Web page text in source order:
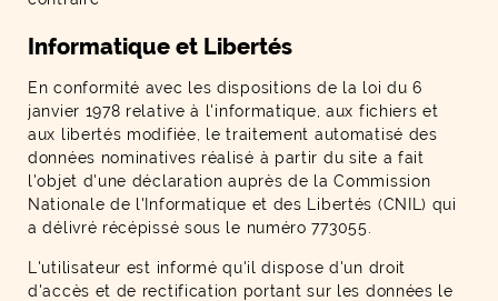
Informatique et Libertés
En conformité avec les dispositions de la loi du 6
janvier 1978 relative à l'informatique, aux fichiers et
aux libertés modifiée, le traitement automatisé des
données nominatives réalisé à partir du site a fait
l'objet d'une déclaration auprès de la Commission
Nationale de l'Informatique et des Libertés (CNIL) qui
a délivré récépissé sous le numéro 773055.
L'utilisateur est informé qu'il dispose d'un droit
d'accès et de rectification portant sur les données le